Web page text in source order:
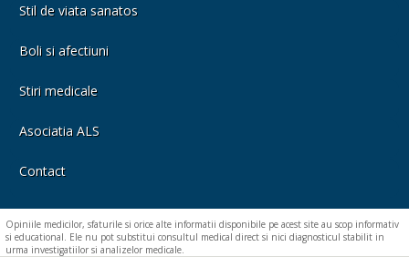
Stil de viata sanatos
Boli si afectiuni
Stiri medicale
Asociatia ALS
Contact
Opiniile medicilor, sfaturile si orice alte informatii disponibile pe acest site au scop informativ
si educational. Ele nu pot substitui consultul medical direct si nici diagnosticul stabilit in
urma investigatiilor si analizelor medicale.